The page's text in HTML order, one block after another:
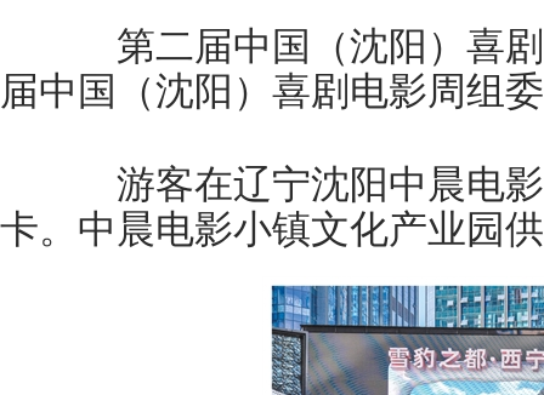
第二届中国（沈阳）喜剧
届中国（沈阳）喜剧电影周组
游客在辽宁沈阳中晨电影
卡。中晨电影小镇文化产业园